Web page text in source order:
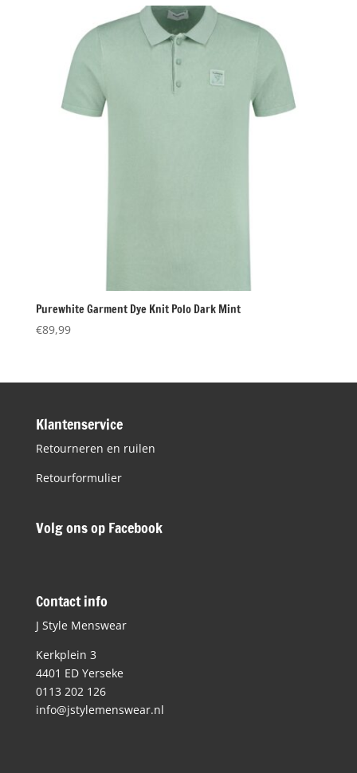
Purewhite Garment Dye Knit Polo Dark Mint
€89,99
Klantenservice
Retourneren en ruilen
Retourformulier
Volg ons op Facebook
Contact info
J Style Menswear
Kerkplein 3
4401 ED Yerseke
0113 202 126
info@jstylemenswear.nl